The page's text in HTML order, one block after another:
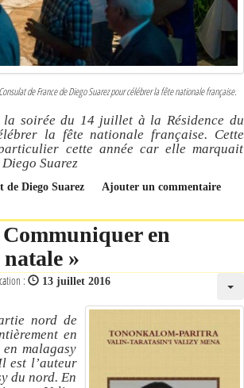
de France de Diego Suarez pour célébrer la fête nationale française.
la soirée du 14 juillet à la Résidence du
la fête nationale française. Cette
cette année car elle marquait
Suarez
Diego Suarez Ajouter un commentaire
en
»
: 13 juillet 2016
nord de
en
malagasy
est l’auteur
du nord. En